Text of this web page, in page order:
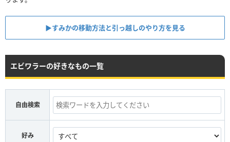
▶︎すみかの移動方法と引っ越しのやり方を見る
エビワラーの好きなもの一覧
自由検索
好み